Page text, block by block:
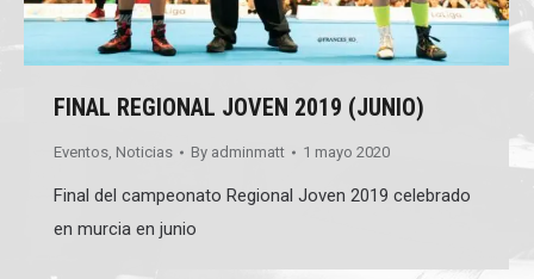
FINAL REGIONAL JOVEN 2019 (JUNIO)
Eventos, Noticias By adminmatt 1 mayo 2020
Final del campeonato Regional Joven 2019 celebrado
en murcia en junio